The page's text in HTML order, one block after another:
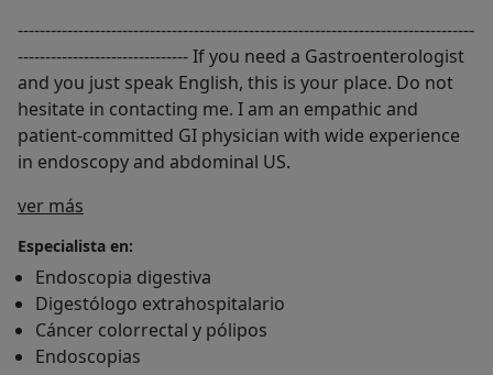
-----------------------------------------------------------------------------------
------------------------------- If you need a Gastroenterologist
and you just speak English, this is your place. Do not
hesitate in contacting me. I am an empathic and
patient-committed GI physician with wide experience
in endoscopy and abdominal US.
ver más
Especialista en:
Endoscopia digestiva
Digestólogo extrahospitalario
Cáncer colorrectal y pólipos
Endoscopias